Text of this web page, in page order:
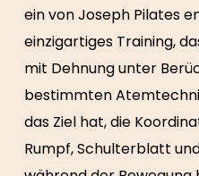
ein von Joseph Pilates
einzigartiges Training,
mit Dehnung unter
bestimmten
das Ziel hat, die
Rumpf, Schulterblatt